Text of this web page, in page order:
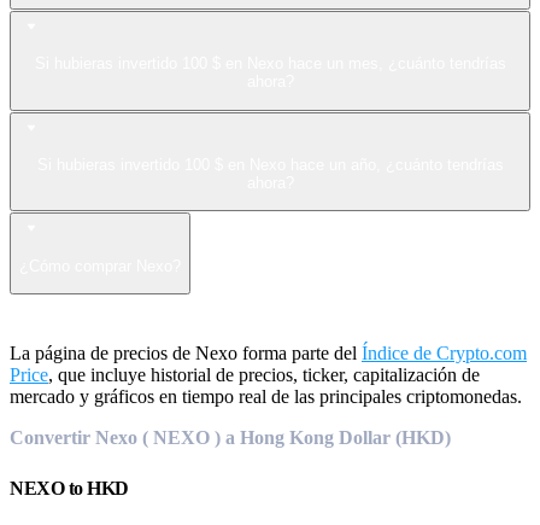
La página de precios de Nexo forma parte del Índice de Crypto.com
Price, que incluye historial de precios, ticker, capitalización de
mercado y gráficos en tiempo real de las principales criptomonedas.
Convertir Nexo ( NEXO ) a Hong Kong Dollar (HKD)
NEXOtoHKD